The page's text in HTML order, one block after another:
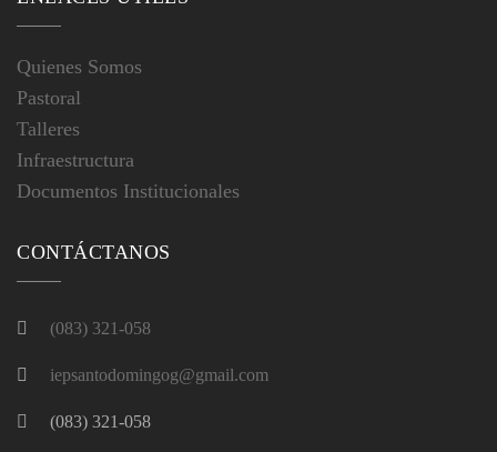
Quienes Somos
Pastoral
Talleres
Infraestructura
Documentos Institucionales
CONTÁCTANOS
(083) 321-058
iepsantodomingog@gmail.com
(083) 321-058